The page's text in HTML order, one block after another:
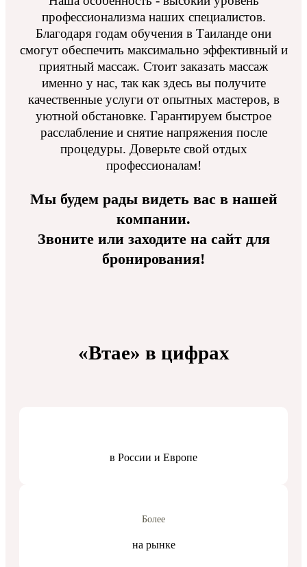
профессионализма наших специалистов.
Благодаря годам обучения в Таиланде они
смогут обеспечить максимально эффективный и
приятный массаж. Стоит заказать массаж
именно у нас, так как здесь вы получите
качественные услуги от опытных мастеров, в
уютной обстановке. Гарантируем быстрое
расслабление и снятие напряжения после
процедуры. Доверьте свой отдых
профессионалам!
Мы будем рады видеть вас в нашей
компании.
Звоните или заходите на сайт для
бронирования!
«Втае» в цифрах
в России и Европе
Более
на рынке